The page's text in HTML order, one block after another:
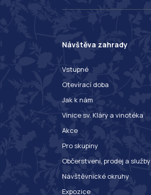
Návštěva zahrady
Vstupné
Otevírací doba
Jak k nám
Vinice sv. Kláry a vinotéka
Akce
Pro skupiny
Občerstvení, prodej a služby
Návštěvnické okruhy
Expozice